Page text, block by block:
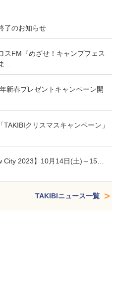
了のお知らせ
スFM『めざせ！キャンプフェス
…
新春プレゼントキャンペーン開
クリスマスキャンペーン」
City 2023】10月14日(土)～15…
TAKIBIニュース一覧